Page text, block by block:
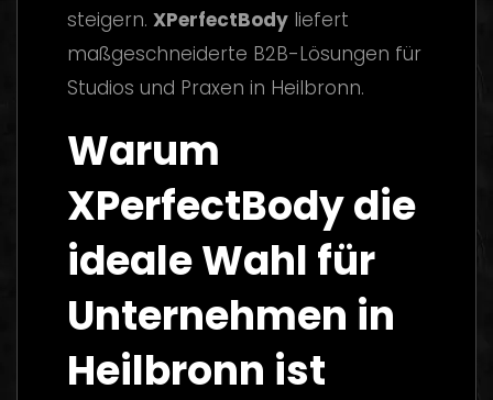
steigern. XPerfectBody liefert
maßgeschneiderte B2B-Lösungen für
Studios und Praxen in Heilbronn.
Warum
XPerfectBody die
ideale Wahl für
Unternehmen in
Heilbronn ist